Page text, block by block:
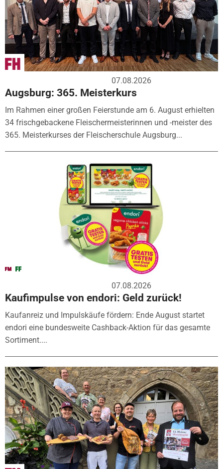
07.08.2026
Augsburg: 365. Meisterkurs
Im Rahmen einer großen Feierstunde am 6. August erhielten
34 frischgebackene Fleischermeisterinnen und -meister des
365. Meisterkurses der Fleischerschule Augsburg...
07.08.2026
Kaufimpulse von endori: Geld zurück!
Kaufanreiz und Impulskäufe fördern: Ende August startet
endori eine bundesweite Cashback-Aktion für das gesamte
Sortiment....